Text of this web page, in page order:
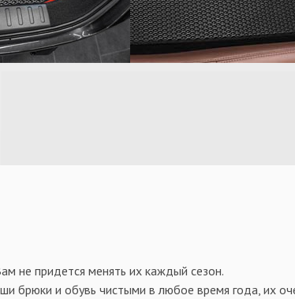
не придется менять их каждый сезон.
брюки и обувь чистыми в любое время года, их